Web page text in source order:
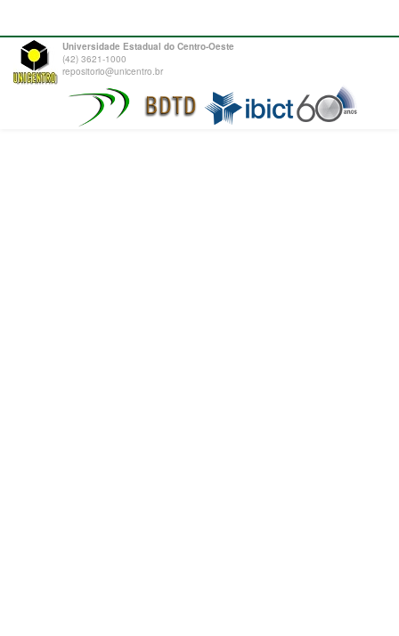
Universidade Estadual do Centro-Oeste
(42) 3621-1000
repositorio@unicentro.br